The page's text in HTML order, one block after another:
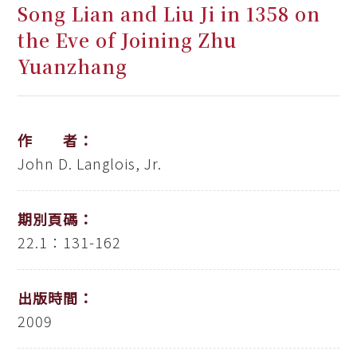
Song Lian and Liu Ji in 1358 on
the Eve of Joining Zhu
Yuanzhang
作 者：
John D. Langlois, Jr.
期別頁碼：
22.1：131-162
出版時間：
2009